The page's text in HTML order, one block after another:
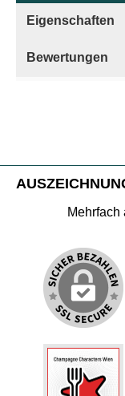
Eigenschaften
Bewertungen
Mehrfach